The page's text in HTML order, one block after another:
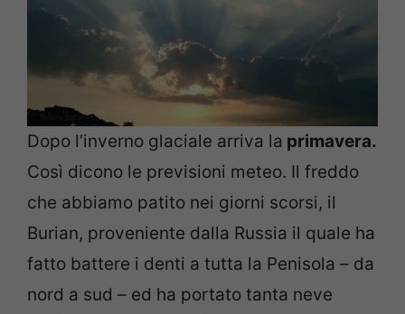
Dopo l’inverno glaciale arriva la primavera.
Così dicono le previsioni meteo. Il freddo
che abbiamo patito nei giorni scorsi, il
Burian, proveniente dalla Russia il quale ha
fatto battere i denti a tutta la Penisola – da
nord a sud – ed ha portato tanta neve